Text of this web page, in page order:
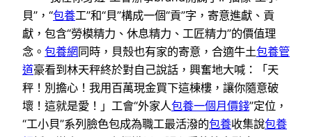
貝”，“包養工”和“貝”構成一個“貢”字，寄意進獻、貢
獻，包含“勞模精力、休息精力、工匠精力”的價值理
念。 包養網同時，貝殼也有家的寄意，合適牛土包養管
道豪看到林天秤終於對自己說話，興奮地大喊：「天
秤！別擔心！我用百萬現金買下這棟樓，讓你隨意破
壞！這就是愛！」工會“外家人包養一個月價錢”定位，
“工小貝”系列臉色包成為職工最活潑的包養收集說包養